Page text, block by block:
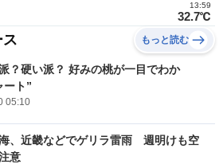
32.7℃
13:59
もっと読む
？硬い派？ 好みの桃が一目でわか
ート”
05:10
、近畿などでゲリラ雷雨 週明けも空
意